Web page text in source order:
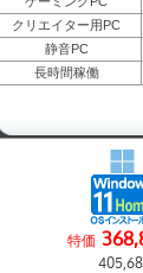
クリエイター用PC
静音PC
長時間稼働
特価